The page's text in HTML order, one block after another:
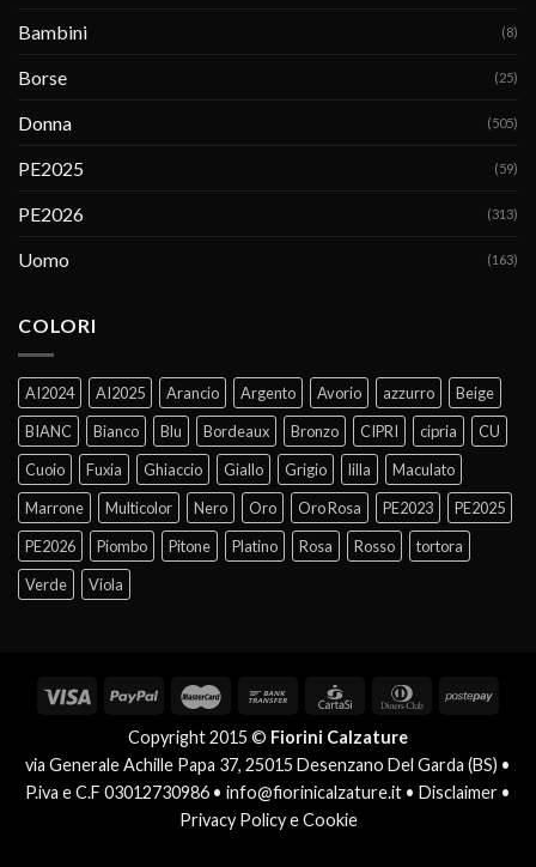
Bambini (8)
Borse (25)
Donna (505)
PE2025 (59)
PE2026 (313)
Uomo (163)
COLORI
AI2024 AI2025 Arancio Argento Avorio azzurro
Beige
BIANC
Bianco Blu Bordeaux Bronzo CIPRI cipria
CU
Cuoio
Fuxia Ghiaccio Giallo Grigio lilla
Maculato
Marrone
Multicolor Nero Oro Oro Rosa PE2023
PE2025
PE2026
Piombo Pitone Platino Rosa Rosso
tortora
Verde
Viola
Copyright 2015 © Fiorini Calzature
via Generale Achille Papa 37, 25015 Desenzano Del Garda (BS) •
P.iva e C.F 03012730986 • info@fiorinicalzature.it • Disclaimer •
Privacy Policy e Cookie